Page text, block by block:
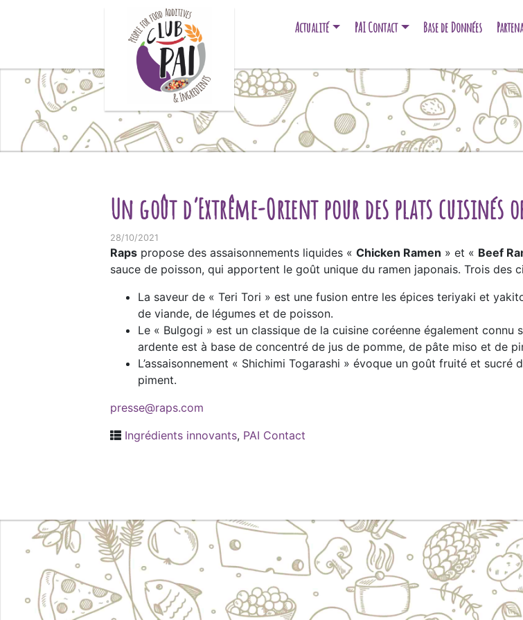
Actualité PAI Contact Base de Données
Un goût d’Extrême-Orient pour des plats cuisinés
28/10/2021
Raps propose des assaisonnements liquides « Chicken Ramen » et « Beef
sauce de poisson, qui apportent le goût unique du ramen japonais. Trois des
La saveur de « Teri Tori » est une fusion entre les épices teriyaki et
de viande, de légumes et de poisson.
Le « Bulgogi » est un classique de la cuisine coréenne également
ardente est à base de concentré de jus de pomme, de pâte miso et de
L’assaisonnement « Shichimi Togarashi » évoque un goût fruité et sucré
piment.
presse@raps.com
Ingrédients innovants, PAI Contact